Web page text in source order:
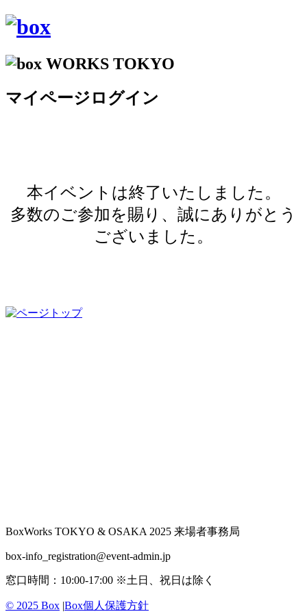
マイページログイン
本イベントは終了いたしました。
多数のご参加を賜り、誠にありがとう
ございました。
BoxWorks TOKYO & OSAKA 2025 来場者事務局
box-info_registration@event-admin.jp
窓口時間：10:00-17:00 ※土日、祝日は除く
© 2025 Box |Box個人保護方針